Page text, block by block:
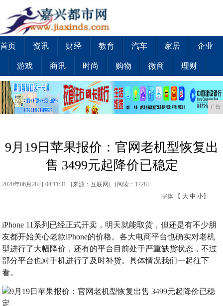
首页 资讯 财经 教育 汽车 家居 企业
游戏 商讯 时尚 购物 微商 理财
广告
9月19日苹果报价：官网老机型恢复出
售 3499元起降价已稳定
2020年06月28日 04:11:31 [来源：互联网] [阅读：1728]
字体:【 大 中 小】
iPhone 11系列已经正式开卖，明天就能取货，但还是有不少朋
友都开始关心老款iPhone的价格。各大电商平台也确实对老机
型进行了大幅降价，还有的平台目前处于严重缺货状态，不过
部分平台也对手机进行了及时补货。具体情况我们一起往下
看。